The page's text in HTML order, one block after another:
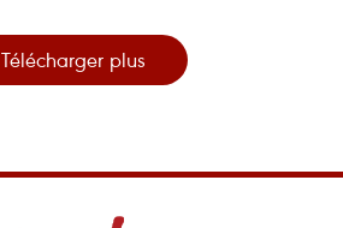
Télécharger plus